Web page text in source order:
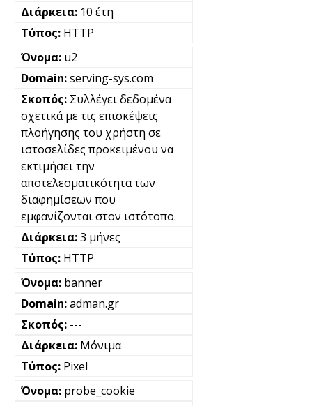
10 έτη
HTTP
u2
serving-sys.com
Συλλέγει δεδομένα
σχετικά με τις επισκέψεις
πλοήγησης του χρήστη σε
ιστοσελίδες προκειμένου να
εκτιμήσει την
αποτελεσματικότητα των
διαφημίσεων που
εμφανίζονται στον ιστότοπο.
3 μήνες
HTTP
banner
adman.gr
---
Μόνιμα
Pixel
probe_cookie